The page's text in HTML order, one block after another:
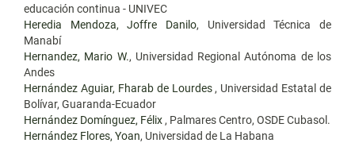
educación continua - UNIVEC
Heredia Mendoza, Joffre Danilo, Universidad Técnica de
Manabí
Hernandez, Mario W., Universidad Regional Autónoma de los
Andes
Hernández Aguiar, Fharab de Lourdes , Universidad Estatal de
Bolívar, Guaranda-Ecuador
Hernández Domínguez, Félix , Palmares Centro, OSDE Cubasol.
Hernández Flores, Yoan, Universidad de La Habana